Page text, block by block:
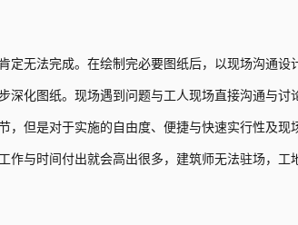
定无法完成。在绘制完必要图纸后，以现场沟通设
深化图纸。现场遇到问题与工人现场直接沟通与讨
但是对于实施的自由度、便捷与快速实行性及现
与时间付出就会高出很多，建筑师无法驻场，工